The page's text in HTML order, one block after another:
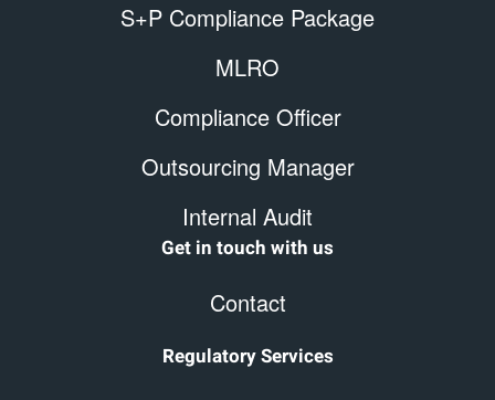
S+P Compliance Package
MLRO
Compliance Officer
Outsourcing Manager
Internal Audit
Get in touch with us
Contact
Regulatory Services